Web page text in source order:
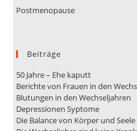
Postmenopause
Beiträge
50 Jahre – Ehe kaputt
Berichte von Frauen in den
Blutungen in den Wechseljahren
Depressionen Syptome
Die Balance von Körper und